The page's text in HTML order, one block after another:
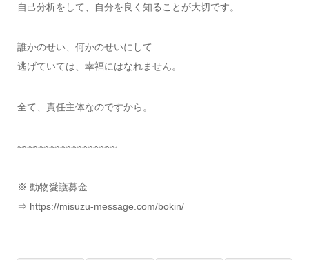
自己分析をして、自分を良く知ることが大切です。
誰かのせい、何かのせいにして
逃げていては、幸福にはなれません。
全て、責任主体なのですから。
~~~~~~~~~~~~~~~~~~
※ 動物愛護募金
⇒ https://misuzu-message.com/bokin/